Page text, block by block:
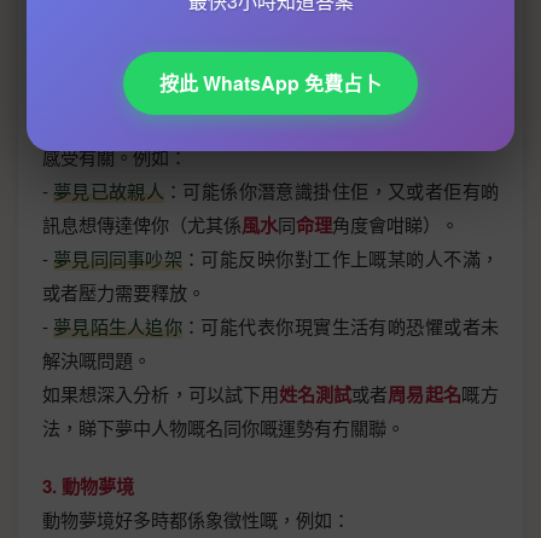
2. 人物夢境
夢見熟人或者陌生人，好多時都同你嘅人際關係或者內心
感受有關。例如：
- 夢見已故親人 ：可能係你潛意識掛住佢，又或者佢有啲
訊息想傳達俾你（尤其係風水同命理角度會咁睇）。
- 夢見同同事吵架 ：可能反映你對工作上嘅某啲人不滿，
或者壓力需要釋放。
- 夢見陌生人追你 ：可能代表你現實生活有啲恐懼或者未
解決嘅問題。
如果想深入分析，可以試下用姓名測試或者周易起名嘅方
法，睇下夢中人物嘅名同你嘅運勢有冇關聯。
3. 動物夢境
動物夢境好多時都係象徵性嘅，例如：
按此 WhatsApp 免費占卜